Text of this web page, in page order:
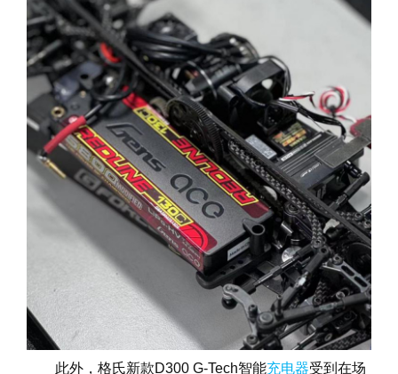
此外，格氏新款D300 G-Tech智能充电器受到在场